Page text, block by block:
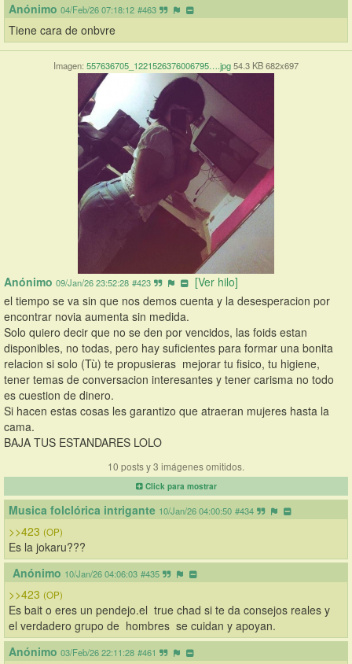
Anónimo 04/Feb/26 07:18:12 #463
Tiene cara de onbvre
Imagen: 557636705_1221526376006795….jpg54.3 KB 682x697
Anónimo 09/Jan/26 23:52:28 #423
[Ver hilo]
el tiempo se va sin que nos demos cuenta y la desesperacion por
encontrar novia aumenta sin medida.
Solo quiero decir que no se den por vencidos, las foids estan
disponibles, no todas, pero hay suficientes para formar una bonita
relacion si solo (Tù) te propusieras  mejorar tu fisico, tu higiene,
tener temas de conversacion interesantes y tener carisma no todo
es cuestion de dinero.
Si hacen estas cosas les garantizo que atraeran mujeres hasta la
cama.
BAJA TUS ESTANDARES LOLO
10 posts y 3 imágenes omitidos.
Click para mostrar
Musica folclórica intrigante 10/Jan/26 04:00:50 #434
>>423 (OP)
Es la jokaru???
Anónimo 10/Jan/26 04:06:03 #435
>>423 (OP)
Es bait o eres un pendejo.el  true chad si te da consejos reales y
el verdadero grupo de  hombres  se cuidan y apoyan.
Anónimo 03/Feb/26 22:11:28 #461